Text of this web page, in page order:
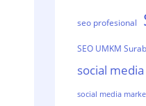
seo profesional
SEO UMKM
social
social media